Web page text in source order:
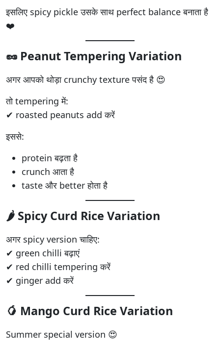
इसलिए spicy pickle उसके साथ perfect balance बनाता है
❤️
🥜 Peanut Tempering Variation
अगर आपको थोड़ा crunchy texture पसंद है 😍
तो tempering में:
✔ roasted peanuts add करें
इससे:
protein बढ़ता है
crunch आता है
taste और better होता है
🌶️ Spicy Curd Rice Variation
अगर spicy version चाहिए:
✔ green chilli बढ़ाएं
✔ red chilli tempering करें
✔ ginger add करें
🥭 Mango Curd Rice Variation
Summer special version 😍